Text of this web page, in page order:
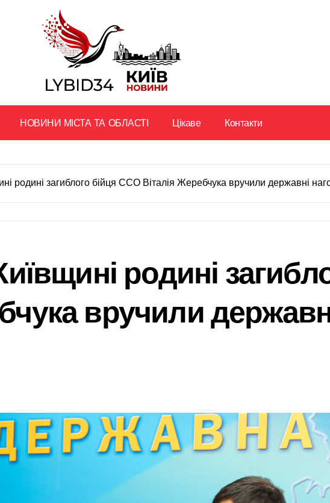
НОВИНИ МІСТА ТА ОБЛАСТІ Цікаве Контакти
родині загиблого бійця ССО Віталія Жеребчука вручили державні
родині
вручили